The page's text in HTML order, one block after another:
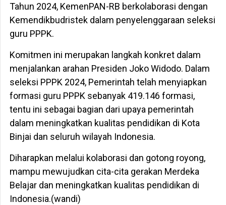
Tahun 2024, KemenPAN-RB berkolaborasi dengan
Kemendikbudristek dalam penyelenggaraan seleksi
guru PPPK.
Komitmen ini merupakan langkah konkret dalam
menjalankan arahan Presiden Joko Widodo. Dalam
seleksi PPPK 2024, Pemerintah telah menyiapkan
formasi guru PPPK sebanyak 419.146 formasi,
tentu ini sebagai bagian dari upaya pemerintah
dalam meningkatkan kualitas pendidikan di Kota
Binjai dan seluruh wilayah Indonesia.
Diharapkan melalui kolaborasi dan gotong royong,
mampu mewujudkan cita-cita gerakan Merdeka
Belajar dan meningkatkan kualitas pendidikan di
Indonesia.(wandi)